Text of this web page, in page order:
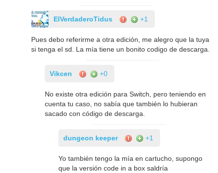
ElVerdaderoTidus +1
Pues debo referirme a otra edición, me alegro que la tuya
si tenga el sd. La mía tiene un bonito codigo de descarga.
Vikcen +0
No existe otra edición para Switch, pero teniendo en
cuenta tu caso, no sabía que también lo hubieran
sacado con código de descarga.
dungeon keeper +1
Yo también tengo la mía en cartucho, supongo
que la versión code in a box saldría